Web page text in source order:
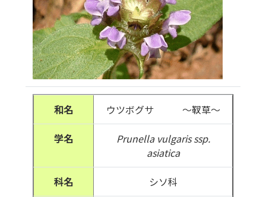
和名 ウツボグサ ～靫草～
学名
Prunella vulgaris ssp.
asiatica
科名 シソ科